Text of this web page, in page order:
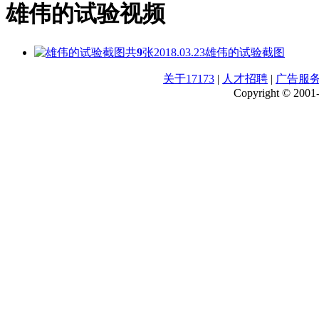
雄伟的试验视频
共9张2018.03.23雄伟的试验截图
关于17173 | 人才招聘 | 广告服
Copyright ©